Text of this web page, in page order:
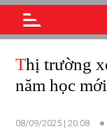
Thị trường xe máy sôi động trước thềm
năm học mới
08/09/2025 | 20:08